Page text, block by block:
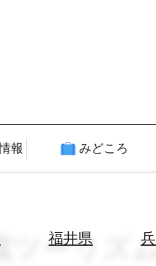
報 みどころ
福井県
ツーリズ